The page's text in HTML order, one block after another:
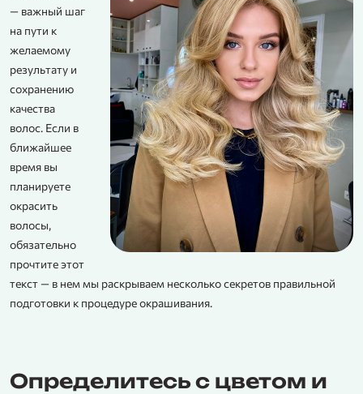
— важный шаг
на пути к
желаемому
результату и
сохранению
качества
волос. Если в
ближайшее
время вы
планируете
окрасить
волосы,
обязательно
прочтите этот
текст — в нем мы раскрываем несколько секретов правильной
подготовки к процедуре окрашивания.
Определитесь с цветом и